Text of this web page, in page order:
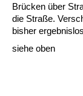
Brücken über
die Straße.
bisher
siehe oben